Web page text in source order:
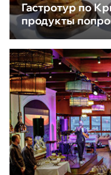
Гастротур по
продукты